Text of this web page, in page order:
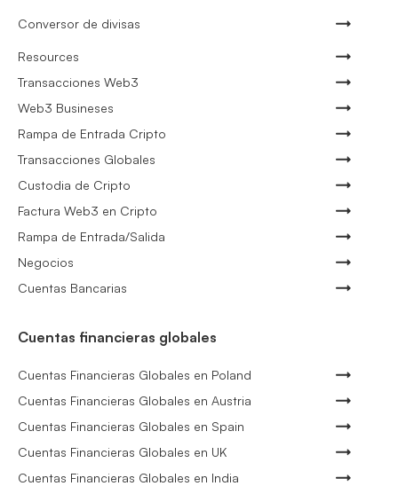
Conversor de divisas
Resources
Transacciones Web3
Web3 Busineses
Rampa de Entrada Cripto
Transacciones Globales
Custodia de Cripto
Factura Web3 en Cripto
Rampa de Entrada/Salida
Negocios
Cuentas Bancarias
Cuentas financieras globales
Cuentas Financieras Globales en Poland
Cuentas Financieras Globales en Austria
Cuentas Financieras Globales en Spain
Cuentas Financieras Globales en UK
Cuentas Financieras Globales en India